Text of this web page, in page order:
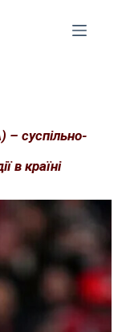
– суспільно-
в країні